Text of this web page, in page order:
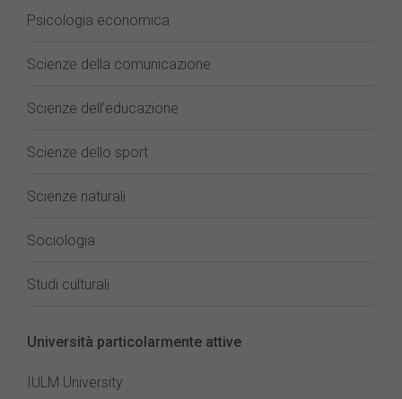
Psicologia economica
Scienze della comunicazione
Scienze dell’educazione
Scienze dello sport
Scienze naturali
Sociologia
Studi culturali
Università particolarmente attive
IULM University